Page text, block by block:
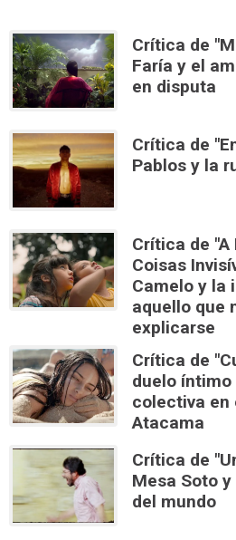
Crítica de
Faría y el
en disputa
Crítica de
Pablos y la
Crítica de
Coisas
Camelo y la
aquello que
explicarse
Crítica de
duelo
colectiva en
Atacama
Crítica de
Mesa Soto
del mundo